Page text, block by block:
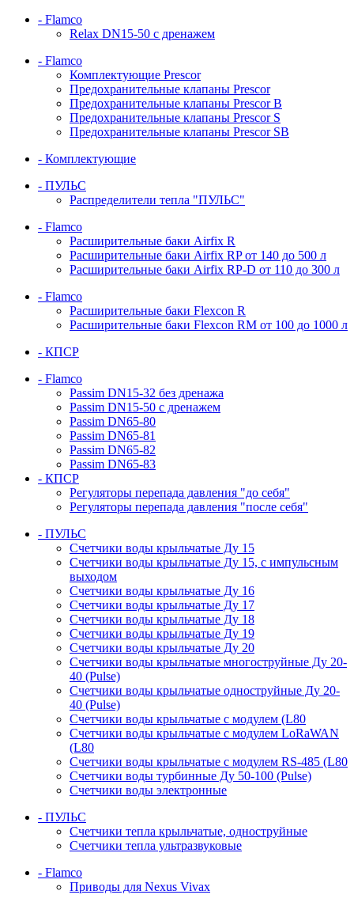
- Flamco
Relax DN15-50 с дренажем
- Flamco
Комплектующие Prescor
Предохранительные клапаны Prescor
Предохранительные клапаны Prescor B
Предохранительные клапаны Prescor S
Предохранительные клапаны Prescor SB
- Комплектующие
- ПУЛЬС
Распределители тепла "ПУЛЬС"
- Flamco
Расширительные баки Airfix R
Расширительные баки Airfix RP от 140 до 500 л
Расширительные баки Airfix RP-D от 110 до 300 л
- Flamco
Расширительные баки Flexcon R
Расширительные баки Flexcon RM от 100 до 1000 л
- КПСР
- Flamco
Passim DN15-32 без дренажа
Passim DN15-50 с дренажем
Passim DN65-80
Passim DN65-81
Passim DN65-82
Passim DN65-83
- КПСР
Регуляторы перепада давления "до себя"
Регуляторы перепада давления "после себя"
- ПУЛЬС
Счетчики воды крыльчатые Ду 15
Счетчики воды крыльчатые Ду 15, с импульсным
выходом
Счетчики воды крыльчатые Ду 16
Счетчики воды крыльчатые Ду 17
Счетчики воды крыльчатые Ду 18
Счетчики воды крыльчатые Ду 19
Счетчики воды крыльчатые Ду 20
Счетчики воды крыльчатые многоструйные Ду 20-
40 (Pulse)
Счетчики воды крыльчатые одноструйные Ду 20-
40 (Pulse)
Счетчики воды крыльчатые с модулем (L80
Счетчики воды крыльчатые с модулем LoRaWAN
(L80
Счетчики воды крыльчатые с модулем RS-485 (L80
Счетчики воды турбинные Ду 50-100 (Pulse)
Счетчики воды электронные
- ПУЛЬС
Счетчики тепла крыльчатые, одноструйные
Счетчики тепла ультразвуковые
- Flamco
Приводы для Nexus Vivax